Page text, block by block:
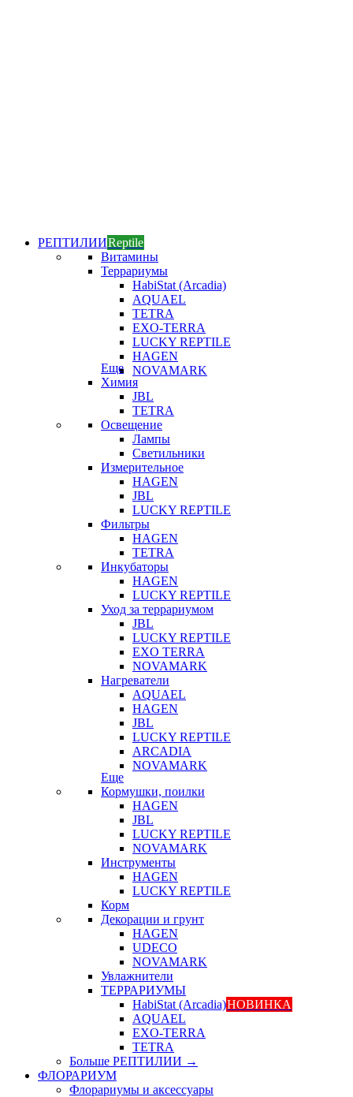
РЕПТИЛИИReptile
Витамины
Террариумы
HabiStat (Arcadia)
AQUAEL
TETRA
EXO-TERRA
LUCKY REPTILE
HAGEN
NOVAMARK
Еще
Химия
JBL
TETRA
Освещение
Лампы
Светильники
Измерительное
HAGEN
JBL
LUCKY REPTILE
Фильтры
HAGEN
TETRA
Инкубаторы
HAGEN
LUCKY REPTILE
Уход за террариумом
JBL
LUCKY REPTILE
EXO TERRA
NOVAMARK
Нагреватели
AQUAEL
HAGEN
JBL
LUCKY REPTILE
ARCADIA
NOVAMARK
Еще
Кормушки, поилки
HAGEN
JBL
LUCKY REPTILE
NOVAMARK
Инструменты
HAGEN
LUCKY REPTILE
Корм
Декорации и грунт
HAGEN
UDECO
NOVAMARK
Увлажнители
ТЕРРАРИУМЫ
HabiStat (Arcadia)НОВИНКА
AQUAEL
EXO-TERRA
TETRA
Больше РЕПТИЛИИ →
ФЛОРАРИУМ
Флорариумы и аксессуары